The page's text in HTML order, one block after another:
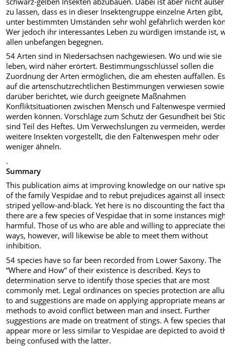
zu lassen, dass es in dieser Insektengruppe einzelne Arten
unter bestimmten Umständen sehr wohl gefährlich werden
Wer jedoch ihr interessantes Leben zu würdigen imstande ist,
allen unbefangen begegnen.
54 Arten sind in Niedersachsen nachgewiesen. Wo und wie sie
leben, wird näher erörtert. Bestimmungsschlüssel sollen die
Zuordnung der Arten ermöglichen, die am ehesten auffallen.
auf die artenschutzrechtlichen Bestimmungen verwiesen sowie
darüber berichtet, wie durch geeignete Maßnahmen
Konfliktsituationen zwischen Mensch und Faltenwespe
werden können. Vorschläge zum Schutz der Gesundheit bei
sind Teil des Heftes. Um Verwechslungen zu vermeiden,
weitere Insekten vorgestellt, die den Faltenwespen mehr oder
weniger ähneln.
.
Summary
This publication aims at improving knowledge on our native
of the family Vespidae and to rebut prejudices against all
striped yellow-and-black. Yet here is no discounting the fact
there are a few species of Vespidae that in some instances
harmful. Those of us who are able and willing to appreciate
ways, however, will likewise be able to meet them without
inhibition.
54 species have so far been recorded from Lower Saxony. The
“Where and How” of their existence is described. Keys to
determination serve to identify those species that are most
commonly met. Legal ordinances on species protection are
to and suggestions are made on applying appropriate means
methods to avoid conflict between man and insect. Further
suggestions are made on treatment of stings. A few species
appear more or less similar to Vespidae are depicted to avoid
being confused with the latter.